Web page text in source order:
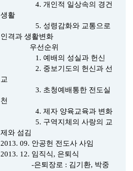
4. 개인적 일상속의 경건
생활
5. 성령감화와 교통으로
인격과 생활변화
우선순위
1. 예배의 성실과 헌신
2. 중보기도의 헌신과 선
교
3. 초청예배통한 전도실
천
4. 제자 양육교육과 변화
5. 구역지체의 사랑의 교
제와 섬김
2013. 09. 안공헌 전도사 사임
2013. 12. 임직식, 은퇴식
-은퇴장로 : 김기환, 박중